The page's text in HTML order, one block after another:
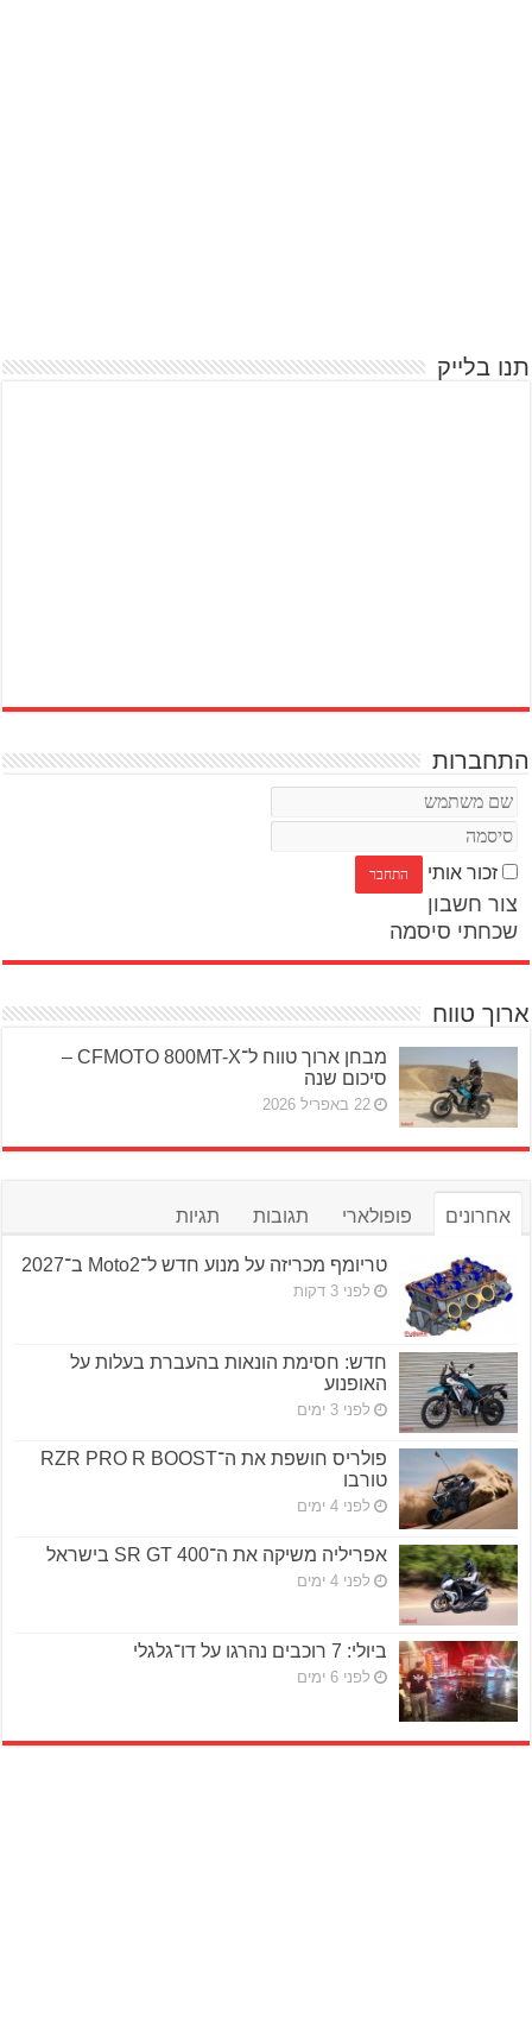
תנו בלייק
התחברות
זכור אותי
צור חשבון
שכחתי סיסמה
ארוך טווח
מבחן ארוך טווח ל־CFMOTO 800MT-X –
סיכום שנה
22 באפריל 2026
אחרונים פופולארי תגובות תגיות
טריומף מכריזה על מנוע חדש ל־Moto2 ב־2027
לפני 3 דקות
חדש: חסימת הונאות בהעברת בעלות על
האופנוע
לפני 3 ימים
פולריס חושפת את ה־RZR PRO R BOOST
טורבו
לפני 4 ימים
אפריליה משיקה את ה־SR GT 400 בישראל
לפני 4 ימים
ביולי: 7 רוכבים נהרגו על דו־גלגלי
לפני 6 ימים